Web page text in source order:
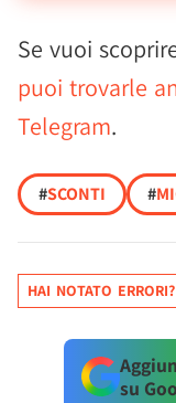
Se vuoi
puoi trovarle
Telegram.
#SCONTI #
HAI NOTATO ERRORI?
su